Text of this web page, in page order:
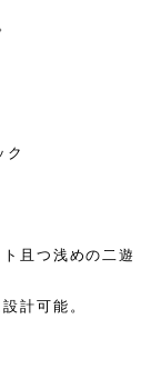
ク
且つ浅めの二遊
計可能。